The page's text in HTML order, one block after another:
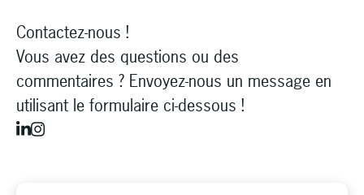
Contactez-nous !
Vous avez des questions ou des
commentaires ? Envoyez-nous un message en
utilisant le formulaire ci-dessous !